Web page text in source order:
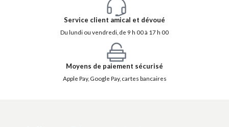
Service client amical et dévoué
Du lundi ou vendredi, de 9 h 00 à 17 h 00
Moyens de paiement sécurisé
Apple Pay, Google Pay, cartes bancaires